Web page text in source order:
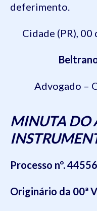
deferimento.
Cidade (PR), 00
Advogado –
MINUTA DO
Processo nº.
Originário da 00ª